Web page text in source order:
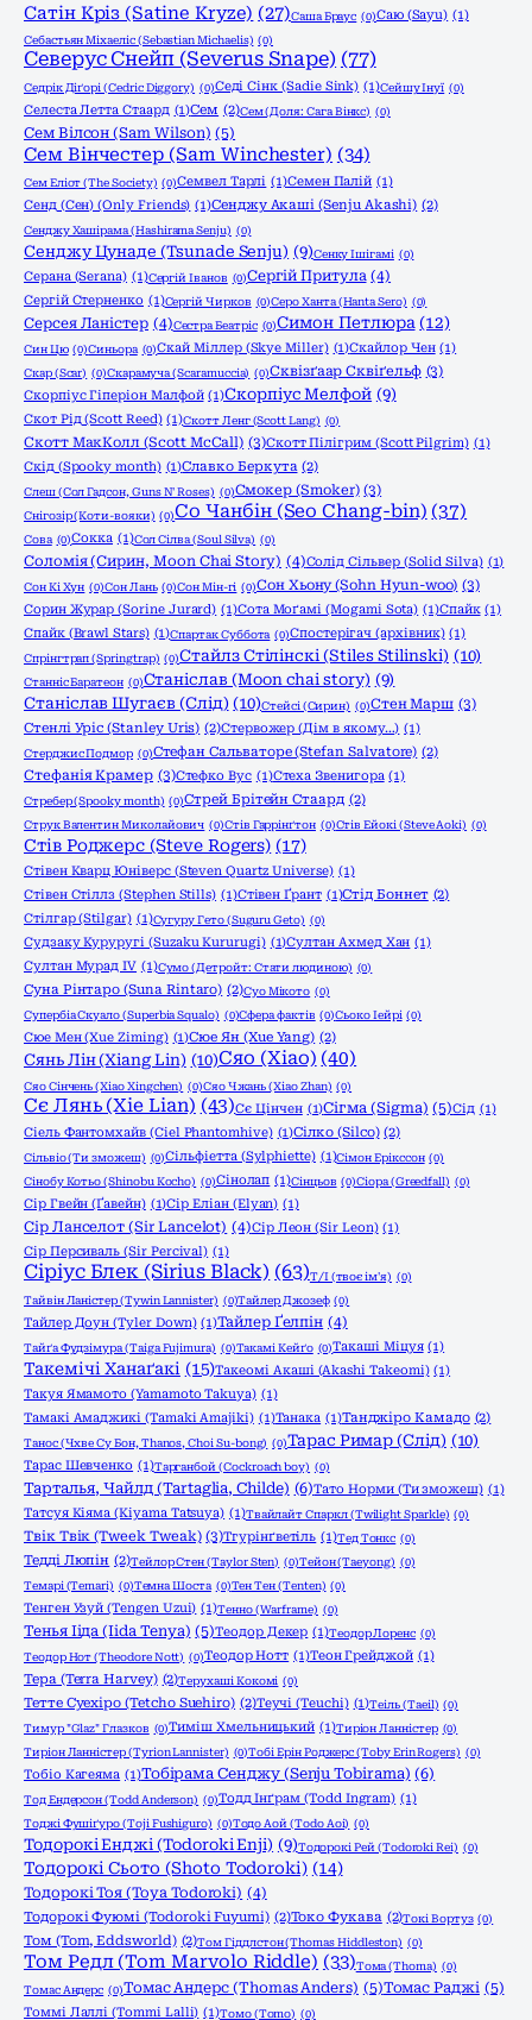
Сатін Кріз (Satine Kryze) (27)Саша Браус (0)Саю (Sayu) (1)
Себастьян Міхаеліс (Sebastian Michaelis) (0)
Северус Снейп (Severus Snape) (77)
Седрік Діґорі (Cedric Diggory) (0)Седі Сінк (Sadie Sink) (1)Сейшу Інуї (0)
Селеста Летта Стаард (1)Сем (2)Сем (Доля: Сага Вінкс) (0)
Сем Вілсон (Sam Wilson) (5)
Сем Вінчестер (Sam Winchester) (34)
Сем Еліот (The Society) (0)Семвел Тарлі (1)Семен Палій (1)
Сенд (Сен) (Only Friends) (1)Сенджу Акаші (Senju Akashi) (2)
Сенджу Хашірама (Hashirama Senju) (0)
Сенджу Цунаде (Tsunade Senju) (9)Сенку Ішігамі (0)
Серана (Serana) (1)Сергій Іванов (0)Сергій Притула (4)
Сергій Стерненко (1)Сергій Чирков (0)Серо Ханта (Hanta Sero) (0)
Серсея Ланістер (4)Сестра Беатріс (0)Симон Петлюра (12)
Син Цю (0)Синьора (0)Скай Міллер (Skye Miller) (1)Скайлор Чен (1)
Скар (Scar) (0)Скарамуча (Scaramuccia) (0)Сквізґаар Сквіґельф (3)
Скорпіус Гіперіон Малфой (1)Скорпіус Мелфой (9)
Скот Рід (Scott Reed) (1)Скотт Ленг (Scott Lang) (0)
Скотт МакКолл (Scott McCall) (3)Скотт Пілігрим (Scott Pilgrim) (1)
Скід (Spooky month) (1)Славко Беркута (2)
Слеш (Сол Гадсон, Guns N' Roses) (0)Смокер (Smoker) (3)
Снігозір (Коти-вояки) (0)Со Чанбін (Seo Chang-bin) (37)
Сова (0)Сокка (1)Сол Сілва (Soul Silva) (0)
Соломія (Сирин, Moon Chai Story) (4)Солід Сільвер (Solid Silva) (1)
Сон Кі Хун (0)Сон Лань (0)Сон Мін-гі (0)Сон Хьону (Sohn Hyun-woo) (3)
Сорин Журар (Sorine Jurard) (1)Сота Моґамі (Mogami Sota) (1)Спайк (1)
Спайк (Brawl Stars) (1)Спартак Суббота (0)Спостерігач (архівник) (1)
Спрінгтрап (Springtrap) (0)Стайлз Стілінскі (Stiles Stilinski) (10)
Станніс Баратеон (0)Станіслав (Moon chai story) (9)
Станіслав Шугаєв (Слід) (10)Стейсі (Сирин) (0)Стен Марш (3)
Стенлі Уріс (Stanley Uris) (2)Стервожер (Дім в якому…) (1)
Стерджис Подмор (0)Стефан Сальваторе (Stefan Salvatore) (2)
Стефанія Крамер (3)Стефко Вус (1)Стеха Звенигора (1)
Стребер (Spooky month) (0)Стрей Брітейн Стаард (2)
Струк Валентин Миколайович (0)Стів Гаррінґтон (0)Стів Ейокі (Steve Aoki) (0)
Стів Роджерс (Steve Rogers) (17)
Стівен Кварц Юніверс (Steven Quartz Universe) (1)
Стівен Стіллз (Stephen Stills) (1)Стівен Ґрант (1)Стід Боннет (2)
Стілгар (Stilgar) (1)Сугуру Гето (Suguru Geto) (0)
Судзаку Куруругі (Suzaku Kururugi) (1)Султан Ахмед Хан (1)
Султан Мурад IV (1)Сумо (Детройт: Стати людиною) (0)
Суна Рінтаро (Suna Rintaro) (2)Суо Мікото (0)
Супербіа Скуало (Superbia Squalo) (0)Сфера фактів (0)Сьоко Іейрі (0)
Сюе Мен (Xue Ziming) (1)Сюе Ян (Xue Yang) (2)
Сянь Лін (Xiang Lin) (10)Сяо (Xiao) (40)
Сяо Сінчень (Xiao Xingchen) (0)Сяо Чжань (Xiao Zhan) (0)
Сє Лянь (Xie Lian) (43)Сє Цінчен (1)Сігма (Sigma) (5)Сід (1)
Сіель Фантомхайв (Ciel Phantomhive) (1)Сілко (Silco) (2)
Сільвіо (Ти зможеш) (0)Сільфіетта (Sylphiette) (1)Сімон Ерікссон (0)
Сінобу Котьо (Shinobu Kocho) (0)Сінолап (1)Сінцьов (0)Сіора (Greedfall) (0)
Сір Гвейн (Ґавейн) (1)Сір Еліан (Elyan) (1)
Сір Ланселот (Sir Lancelot) (4)Сір Леон (Sir Leon) (1)
Сір Персиваль (Sir Percival) (1)
Сіріус Блек (Sirius Black) (63)Т/І (твоє ім'я) (0)
Тайвін Ланістер (Tywin Lannister) (0)Тайлер Джозеф (0)
Тайлер Доун (Tyler Down) (1)Тайлер Ґелпін (4)
Тайґа Фудзімура (Taiga Fujimura) (0)Такамі Кейґо (0)Такаші Міцуя (1)
Такемічі Ханаґакі (15)Такеомі Акаші (Akashi Takeomi) (1)
Такуя Ямамото (Yamamoto Takuya) (1)
Тамакі Амаджикі (Tamaki Amajiki) (1)Танака (1)Танджіро Камадо (2)
Танос (Чхве Су Бон, Thanos, Choi Su-bong) (0)Тарас Римар (Слід) (10)
Тарас Шевченко (1)Тарганбой (Cockroach boy) (0)
Тарталья, Чайлд (Tartaglia, Childe) (6)Тато Норми (Ти зможеш) (1)
Татсуя Кіяма (Kiyama Tatsuya) (1)Твайлайт Спаркл (Twilight Sparkle) (0)
Твік Твік (Tweek Tweak) (3)Тгурінґветіль (1)Тед Тонкс (0)
Тедді Люпін (2)Тейлор Стен (Taylor Sten) (0)Тейон (Taeyong) (0)
Темарі (Temari) (0)Темна Шоста (0)Тен Тен (Tenten) (0)
Тенген Узуй (Tengen Uzui) (1)Тенно (Warframe) (0)
Тенья Ііда (Iida Tenya) (5)Теодор Декер (1)Теодор Лоренс (0)
Теодор Нот (Theodore Nott) (0)Теодор Нотт (1)Теон Грейджой (1)
Тера (Terra Harvey) (2)Терухаші Кокомі (0)
Тетте Суехіро (Tetcho Suehiro) (2)Теучі (Teuchi) (1)Теіль (Taeil) (0)
Тимур "Glaz" Глазков (0)Тиміш Хмельницький (1)Тиріон Ланністер (0)
Тиріон Ланністер (Tyrion Lannister) (0)Тобі Ерін Роджерс (Toby Erin Rogers) (0)
Тобіо Кагеяма (1)Тобірама Сенджу (Senju Tobirama) (6)
Тод Ендерсон (Todd Anderson) (0)Тодд Інґрам (Todd Ingram) (1)
Тоджі Фушіґуро (Toji Fushiguro) (0)Тодо Аой (Todo Aoi) (0)
Тодорокі Енджі (Todoroki Enji) (9)Тодорокі Рей (Todoroki Rei) (0)
Тодорокі Сьото (Shoto Todoroki) (14)
Тодорокі Тоя (Toya Todoroki) (4)
Тодорокі Фуюмі (Todoroki Fuyumi) (2)Токо Фукава (2)Токі Вортуз (0)
Том (Tom, Eddsworld) (2)Том Гіддлстон (Thomas Hiddleston) (0)
Том Редл (Tom Marvolo Riddle) (33)Тома (Thoma) (0)
Томас Андерс (0)Томас Андерс (Thomas Anders) (5)Томас Раджі (5)
Томмі Лаллі (Tommi Lalli) (1)Томо (Tomo) (0)